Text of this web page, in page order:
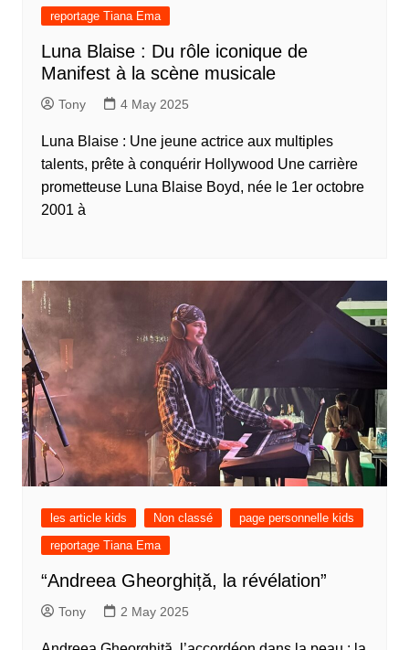
reportage Tiana Ema
Luna Blaise : Du rôle iconique de
Manifest à la scène musicale
Tony 4 May 2025
Luna Blaise : Une jeune actrice aux multiples
talents, prête à conquérir Hollywood Une carrière
prometteuse Luna Blaise Boyd, née le 1er octobre
2001 à
les article kids Non classé
page personnelle kids
reportage Tiana Ema
“Andreea Gheorghiță, la révélation”
Tony 2 May 2025